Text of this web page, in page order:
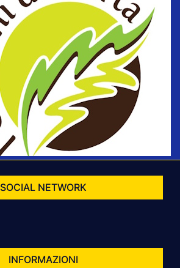
SOCIAL NETWORK
INFORMAZIONI